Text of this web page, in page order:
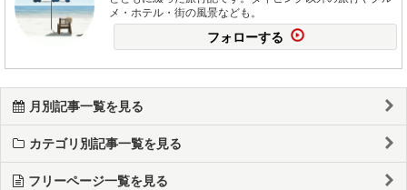
メ・ホテル・街の風景なども。
フォローする
月別記事一覧を見る
カテゴリ別記事一覧を見る
フリーページ一覧を見る